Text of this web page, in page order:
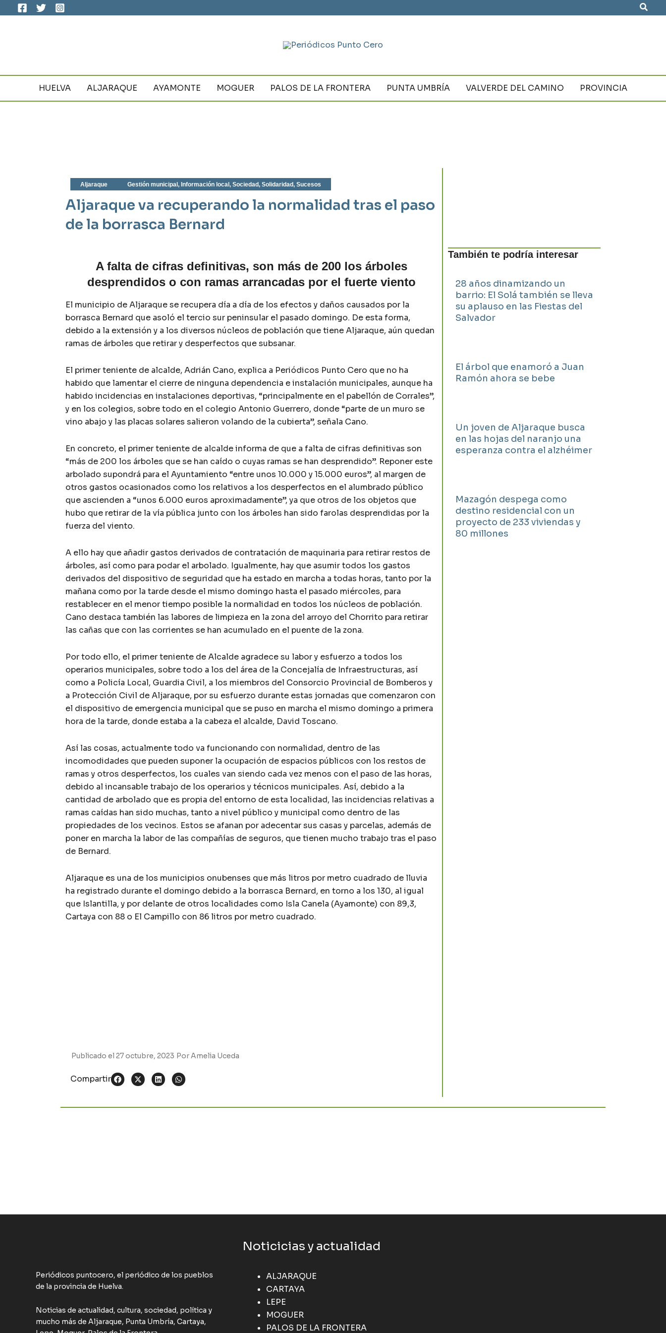
al
HUELVA ALJARAQUE AYAMONTE MOGUER PALOS DE LA FRONTERA PUNTA UMBRÍA VALVERDE DEL CAMINO PROVINCIA
Aljaraque Gestión municipal , Información local , Sociedad, Solidaridad, Sucesos
Aljaraque va recuperando la normalidad tras el paso
de la borrasca Bernard
A falta de cifras definitivas, son más de 200 los árboles
desprendidos o con ramas arrancadas por el fuerte viento
El municipio de Aljaraque se recupera día a día de los efectos y daños causados por la
borrasca Bernard que asoló el tercio sur peninsular el pasado domingo. De esta forma,
debido a la extensión y a los diversos núcleos de población que tiene Aljaraque, aún quedan
ramas de árboles que retirar y desperfectos que subsanar.
El primer teniente de alcalde, Adrián Cano, explica a Periódicos Punto Cero que no ha
habido que lamentar el cierre de ninguna dependencia e instalación municipales, aunque ha
habido incidencias en instalaciones deportivas, “principalmente en el pabellón de Corrales”,
y en los colegios, sobre todo en el colegio Antonio Guerrero, donde “parte de un muro se
vino abajo y las placas solares salieron volando de la cubierta”, señala Cano.
En concreto, el primer teniente de alcalde informa de que a falta de cifras definitivas son
“más de 200 los árboles que se han caído o cuyas ramas se han desprendido”. Reponer este
arbolado supondrá para el Ayuntamiento “entre unos 10.000 y 15.000 euros”, al margen de
otros gastos ocasionados como los relativos a los desperfectos en el alumbrado público
que ascienden a “unos 6.000 euros aproximadamente”, ya que otros de los objetos que
hubo que retirar de la vía pública junto con los árboles han sido farolas desprendidas por la
fuerza del viento.
A ello hay que añadir gastos derivados de contratación de maquinaria para retirar restos de
árboles, así como para podar el arbolado. Igualmente, hay que asumir todos los gastos
derivados del dispositivo de seguridad que ha estado en marcha a todas horas, tanto por la
mañana como por la tarde desde el mismo domingo hasta el pasado miércoles, para
restablecer en el menor tiempo posible la normalidad en todos los núcleos de población.
Cano destaca también las labores de limpieza en la zona del arroyo del Chorrito para retirar
las cañas que con las corrientes se han acumulado en el puente de la zona.
Por todo ello, el primer teniente de Alcalde agradece su labor y esfuerzo a todos los
operarios municipales, sobre todo a los del área de la Concejalía de Infraestructuras, así
como a Policía Local, Guardia Civil, a los miembros del Consorcio Provincial de Bomberos y
a Protección Civil de Aljaraque, por su esfuerzo durante estas jornadas que comenzaron con
el dispositivo de emergencia municipal que se puso en marcha el mismo domingo a primera
hora de la tarde, donde estaba a la cabeza el alcalde, David Toscano.
Así las cosas, actualmente todo va funcionando con normalidad, dentro de las
incomodidades que pueden suponer la ocupación de espacios públicos con los restos de
ramas y otros desperfectos, los cuales van siendo cada vez menos con el paso de las horas,
debido al incansable trabajo de los operarios y técnicos municipales. Así, debido a la
cantidad de arbolado que es propia del entorno de esta localidad, las incidencias relativas a
ramas caídas han sido muchas, tanto a nivel público y municipal como dentro de las
propiedades de los vecinos. Estos se afanan por adecentar sus casas y parcelas, además de
poner en marcha la labor de las compañías de seguros, que tienen mucho trabajo tras el paso
de Bernard.
Aljaraque es una de los municipios onubenses que más litros por metro cuadrado de lluvia
ha registrado durante el domingo debido a la borrasca Bernard, en torno a los 130, al igual
que Islantilla, y por delante de otros localidades como Isla Canela (Ayamonte) con 89,3,
Cartaya con 88 o El Campillo con 86 litros por metro cuadrado.
Publicado el 27 octubre, 2023 PorAmelia Uceda
Compartir
También te podría interesar
28 años dinamizando un
barrio: El Solá también se lleva
su aplauso en las Fiestas del
Salvador
El árbol que enamoró a Juan
Ramón ahora se bebe
Un joven de Aljaraque busca
en las hojas del naranjo una
esperanza contra el alzhéimer
Mazagón despega como
destino residencial con un
proyecto de 233 viviendas y
80 millones
Periódicos puntocero, el periódico de los pueblos
de la provincia de Huelva.
Noticias de actualidad, cultura, sociedad, política y
mucho más de Aljaraque, Punta Umbría, Cartaya,
Noticicias y actualidad
ALJARAQUE
CARTAYA
LEPE
MOGUER
PALOS DE LA FRONTERA